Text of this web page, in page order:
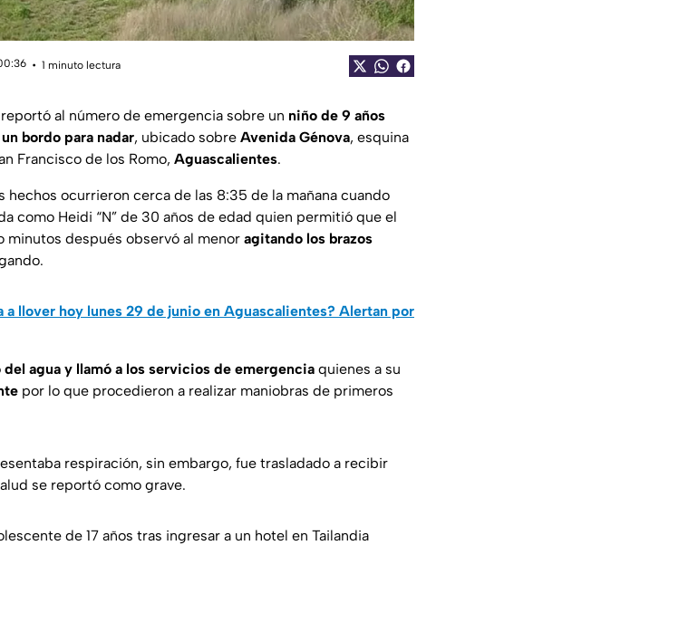
1 minuto lectura
al número de emergencia sobre un niño de 9 años
bordo para nadar, ubicado sobre Avenida Génova, esquina
Francisco de los Romo, Aguascalientes.
hechos ocurrieron cerca de las 8:35 de la mañana cuando
como Heidi “N” de 30 años de edad quien permitió que el
minutos después observó al menor agitando los brazos
a llover hoy lunes 29 de junio en Aguascalientes? Alertan por
del agua y llamó a los servicios de emergencia quienes a su
por lo que procedieron a realizar maniobras de primeros
respiración, sin embargo, fue trasladado a recibir
se reportó como grave.
de 17 años tras ingresar a un hotel en Tailandia